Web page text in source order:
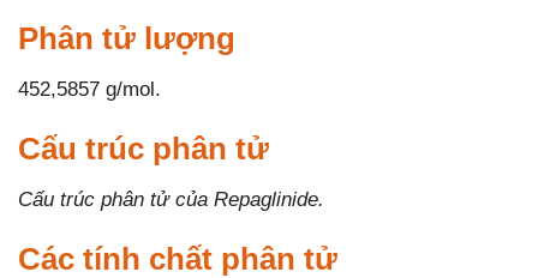
Phân tử lượng
452,5857 g/mol.
Cấu trúc phân tử
Cấu trúc phân tử của Repaglinide.
Các tính chất phân tử